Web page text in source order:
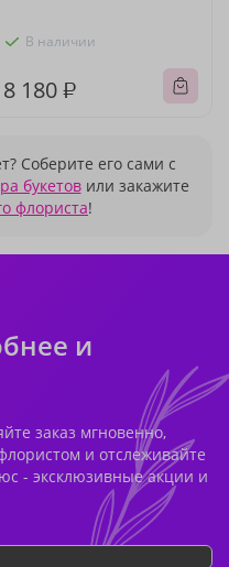
В наличии
8 180 ₽
Соберите его сами с
букетовили закажите
флориста!
и
заказ мгновенно,
и отслеживайте
- эксклюзивные акции и